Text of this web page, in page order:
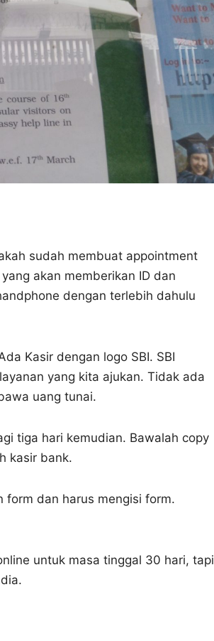
sudah membuat appointment
akan memberikan ID dan
dengan terlebih dahulu
Kasir dengan logo SBI. SBI
yang kita ajukan. Tidak ada
uang tunai.
tiga hari kemudian. Bawalah copy
kasir bank.
form dan harus mengisi form.
untuk masa tinggal 30 hari, tapi